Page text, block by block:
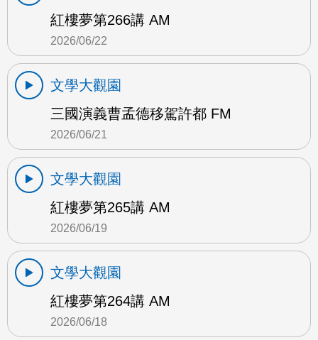
紅樓夢第266講 AM
2026/06/22
文學大觀園
三國演義曹孟德移駕許都 FM
2026/06/21
文學大觀園
紅樓夢第265講 AM
2026/06/19
文學大觀園
紅樓夢第264講 AM
2026/06/18